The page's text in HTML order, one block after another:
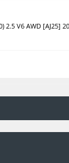
2.5 V6 AWD [AJ25]